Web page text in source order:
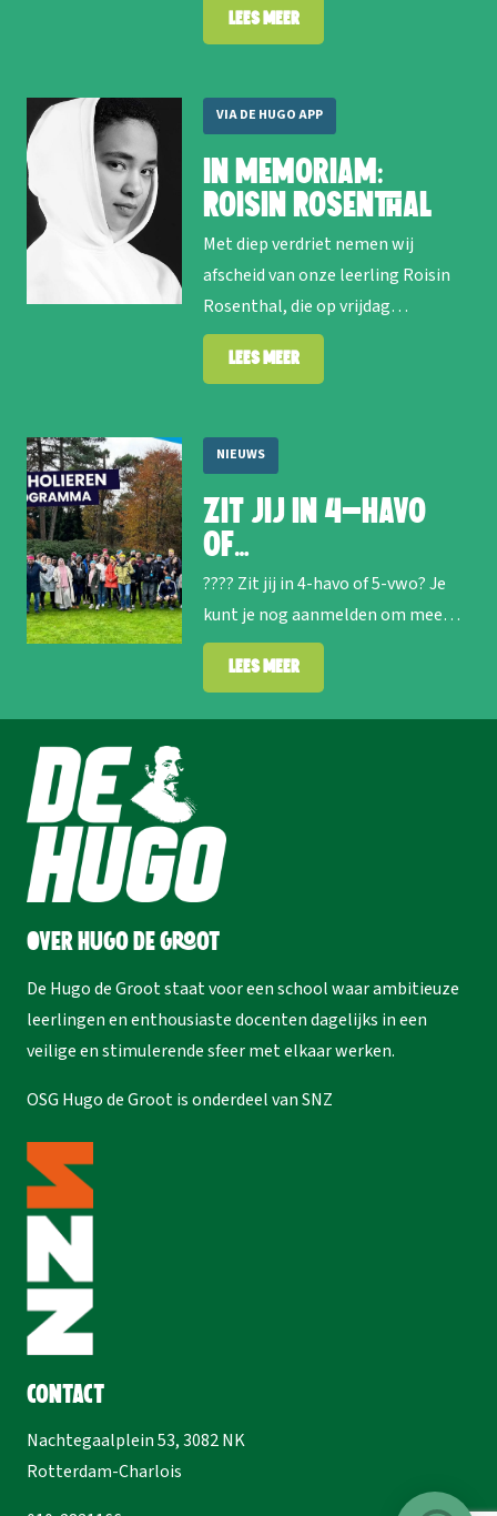
Lees meer
VIA DE HUGO APP
In memoriam:
Roisin Rosenthal
Met diep verdriet nemen wij
afscheid van onze leerling Roisin
Rosenthal, die op vrijdag…
Lees meer
NIEUWS
Zit jij in 4-havo
of…
???? Zit jij in 4-havo of 5-vwo? Je
kunt je nog aanmelden om mee…
Lees meer
Over Hugo de Groot
De Hugo de Groot staat voor een school waar ambitieuze
leerlingen en enthousiaste docenten dagelijks in een
veilige en stimulerende sfeer met elkaar werken.
OSG Hugo de Groot is onderdeel vanSNZ
Contact
Nachtegaalplein 53, 3082 NK
Rotterdam-Charlois